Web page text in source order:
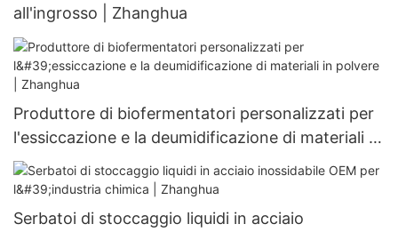
all'ingrosso | Zhanghua
Produttore di biofermentatori personalizzati per
l'essiccazione e la deumidificazione di materiali in
polvere | Zhanghua
Serbatoi di stoccaggio liquidi in acciaio